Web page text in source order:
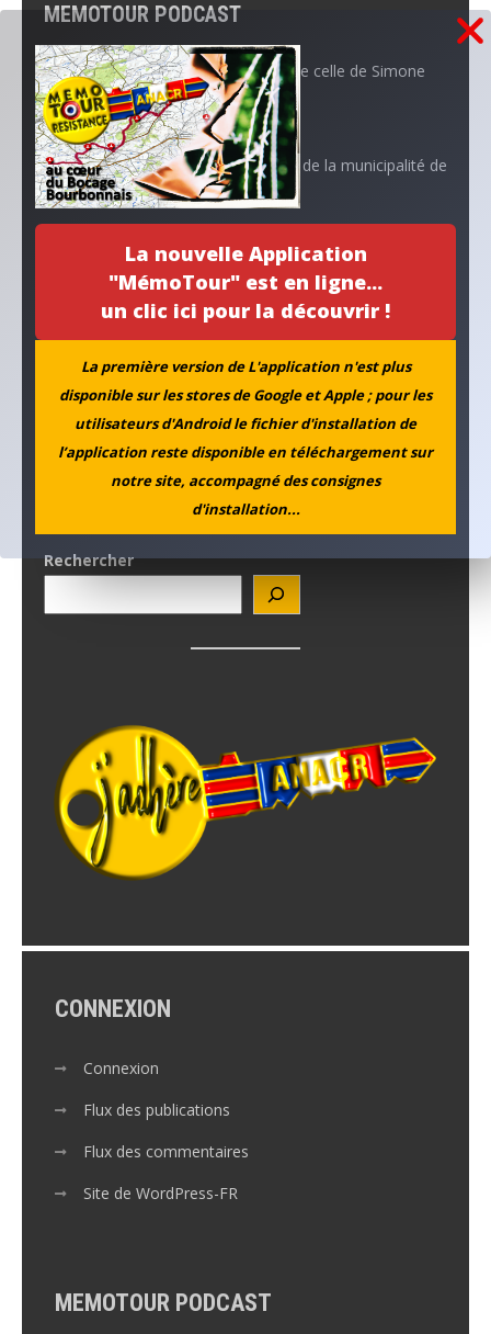
La nouvelle Application
"MémoTour" est en ligne...
un clic ici pour la découvrir !
La première version de L'application n'est plus
disponible sur les stores de Google et Apple ; pour les
utilisateurs d'Android le fichier d'installation de
l’application reste disponible en téléchargement sur
notre site, accompagné des consignes
d'installation...
MEMOTOUR PODCAST
La mémoire de Marguerite croise celle de Simone
Aboutissement d’un projet…
L’ANACR accompagne l’initiative de la municipalité de
Neuvy
Rechercher
CONNEXION
Connexion
Flux des publications
Flux des commentaires
Site de WordPress-FR
MEMOTOUR PODCAST